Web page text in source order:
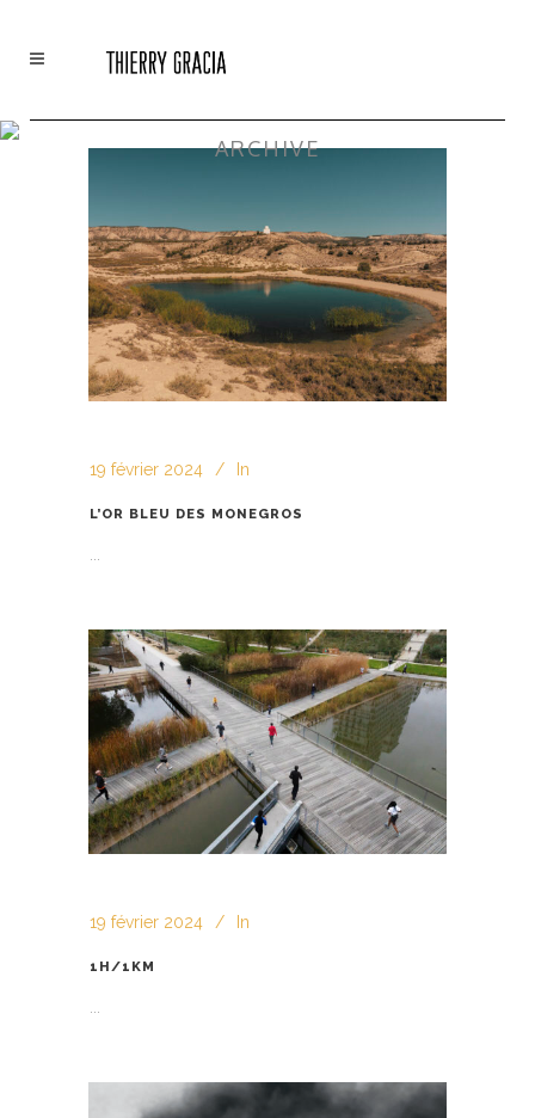
ARCHIVE
19 février 2024 In
L’OR BLEU DES MONEGROS
19 février 2024 In
1H/1KM